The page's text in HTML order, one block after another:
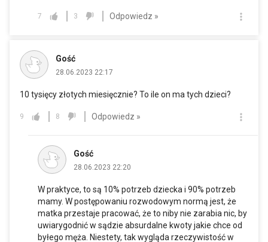
7 3 Odpowiedz »
Gość
28.06.2023 22:17
10 tysięcy złotych miesięcznie? To ile on ma tych dzieci?
9 8 Odpowiedz »
Gość
28.06.2023 22:20
W praktyce, to są 10% potrzeb dziecka i 90% potrzeb
mamy. W postępowaniu rozwodowym normą jest, że
matka przestaje pracować, że to niby nie zarabia nic, by
uwiarygodnić w sądzie absurdalne kwoty jakie chce od
byłego męża. Niestety, tak wygląda rzeczywistość w